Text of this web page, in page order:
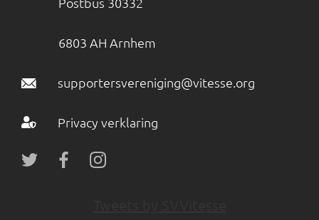
6803 AH Arnhem
supportersvereniging@vitesse.org
Privacy verklaring